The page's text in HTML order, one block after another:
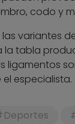
codo y
variantes
la tabla
ligamentos
el especialista.
Deportes